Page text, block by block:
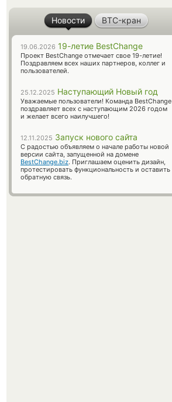
Новости BTC-кран
19.06.2026 19-летие BestChange
Проект BestChange отмечает свое 19-летие!
Поздравляем всех наших партнеров, коллег и
пользователей.
25.12.2025 Наступающий Новый год
Уважаемые пользователи! Команда BestChange
поздравляет всех с наступающим 2026 годом
и желает всего наилучшего!
12.11.2025 Запуск нового сайта
С радостью объявляем о начале работы новой
версии сайта, запущенной на домене
BestChange.biz. Приглашаем оценить дизайн,
протестировать функциональность и оставить
обратную связь.